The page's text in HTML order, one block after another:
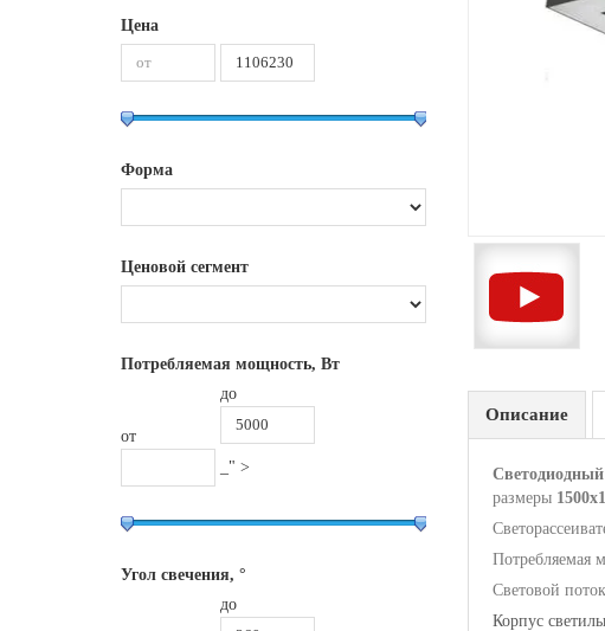
Цена
Форма
Ценовой сегмент
Потребляемая мощность, Вт
от
до
_" >
Угол свечения, °
до
Описание
размеры
Потребляемая
Световой
Корпус